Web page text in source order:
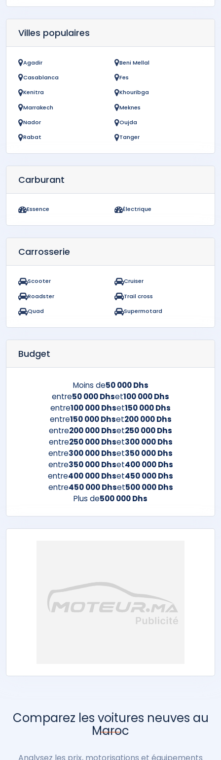
Villes populaires
Agadir
Beni Mellal
Casablanca
Fes
Kenitra
Khouribga
Marrakech
Meknes
Nador
Oujda
Rabat
Tanger
Carburant
Essence Électrique
Carrosserie
Scooter
Cruiser
Roadster
Trail cross
Quad
Supermotard
Budget
Moins de50 000 Dhs
entre50 000 Dhset100 000 Dhs
entre100 000 Dhset150 000 Dhs
entre150 000 Dhset200 000 Dhs
entre200 000 Dhset250 000 Dhs
entre250 000 Dhset300 000 Dhs
entre300 000 Dhset350 000 Dhs
entre350 000 Dhset400 000 Dhs
entre400 000 Dhset450 000 Dhs
entre450 000 Dhset500 000 Dhs
Plus de500 000 Dhs
Comparez les voitures neuves au
Maroc
Analysez les prix, motorisations et équipements